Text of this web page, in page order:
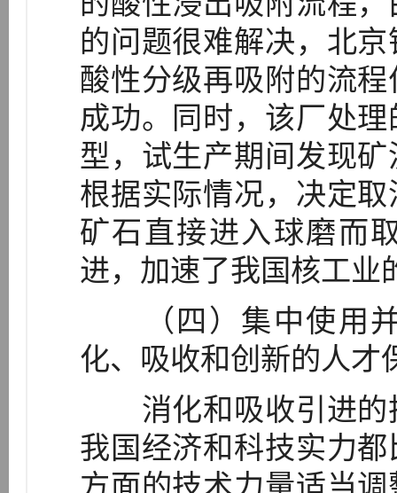
的问题很难解决，北
酸性分级再吸附的流
成功。同时，该厂处
型，试生产期间发现
根据实际情况，决定
矿石直接进入球磨而
进，加速了我国核工业
（四）集中使用并
化、吸收和创新的人才
消化和吸收引进的
我国经济和科技实力
方面的技术力量适当